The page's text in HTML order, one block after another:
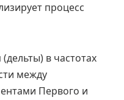
процесс
в частотах
между
Первого и